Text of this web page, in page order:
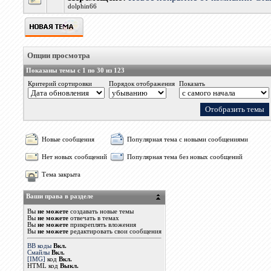
dolphin66
Опции просмотра
Показаны темы с 1 по 30 из 123
Критерий сортировки
Порядок отображения Показать
Новые сообщения Популярная тема с новыми сообщениями
Нет новых сообщений Популярная тема без новых сообщений
Тема закрыта
Ваши права в разделе
Выне можете создавать новые темы
Выне можете отвечать в темах
Выне можете прикреплять вложения
Выне можете редактировать свои сообщения
BB коды Вкл.
Смайлы Вкл.
[IMG] кодВкл.
HTML кодВыкл.